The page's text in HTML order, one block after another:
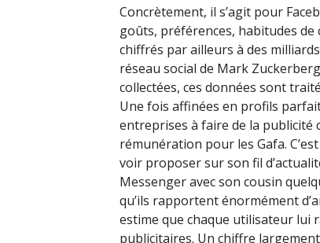
Concrètement, il s’agit pour
goûts, préférences, habitudes
chiffrés par ailleurs à des
réseau social de Mark
collectées, ces données sont
Une fois affinées en profils
entreprises à faire de la publicité
rémunération pour les Gafa.
voir proposer sur son fil
Messenger avec son cousin
qu’ils rapportent énormément
estime que chaque utilisateur lui
publicitaires. Un chiffre